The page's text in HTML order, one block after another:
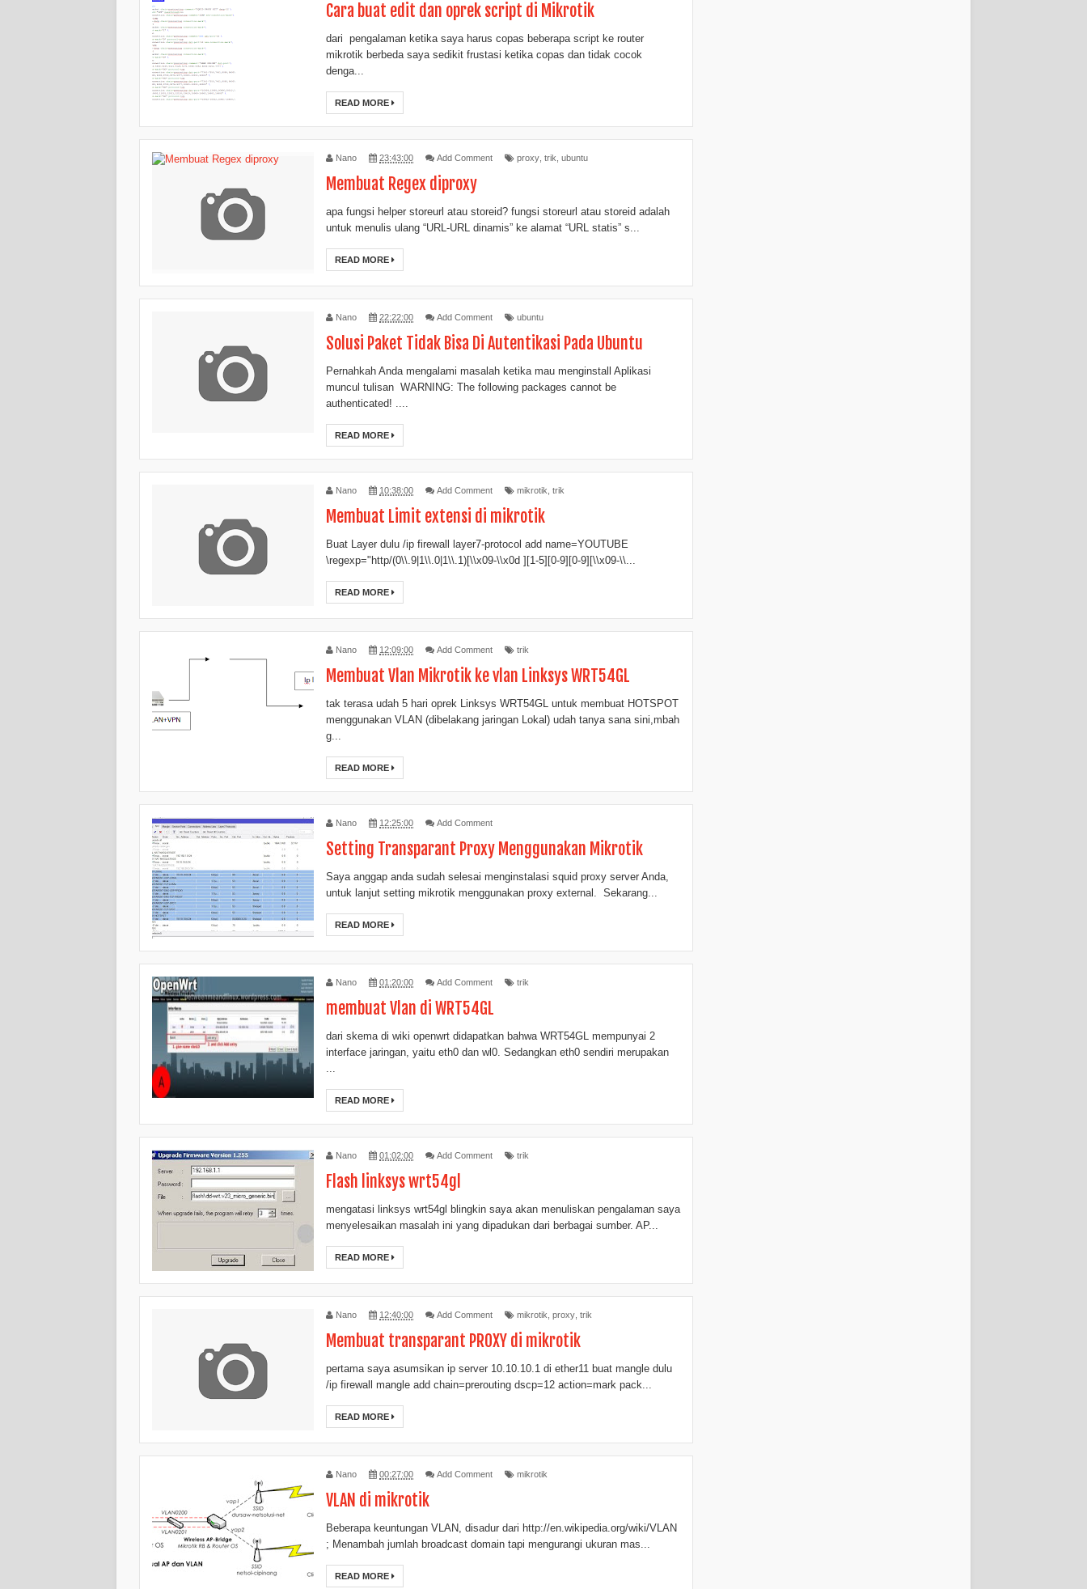
Cara buat edit dan oprek script di Mikrotik
dari pengalaman ketika saya harus copas beberapa script ke router
mikrotik berbeda saya sedikit frustasi ketika copas dan tidak cocok
denga...
READ MORE
Nano 23:43:00 Add Comment proxy trik ubuntu
Membuat Regex diproxy
apa fungsi helper storeurl atau storeid? fungsi storeurl atau storeid adalah
untuk menulis ulang “URL-URL dinamis” ke alamat “URL statis” s...
READ MORE
Nano 22:22:00 Add Comment ubuntu
Solusi Paket Tidak Bisa Di Autentikasi Pada Ubuntu
Pernahkah Anda mengalami masalah ketika mau menginstall Aplikasi
muncul tulisan WARNING: The following packages cannot be
authenticated! ....
READ MORE
Nano 10:38:00 Add Comment mikrotik trik
Membuat Limit extensi di mikrotik
Buat Layer dulu /ip firewall layer7-protocol add name=YOUTUBE
\regexp="http/(0\\.9|1\\.0|1\\.1)[\\x09-\\x0d ][1-5][0-9][0-9][\\x09-\\...
READ MORE
Nano 12:09:00 Add Comment trik
Membuat Vlan Mikrotik ke vlan Linksys WRT54GL
tak terasa udah 5 hari oprek Linksys WRT54GL untuk membuat HOTSPOT
menggunakan VLAN (dibelakang jaringan Lokal) udah tanya sana sini,mbah
g...
READ MORE
Nano 12:25:00 Add Comment
Setting Transparant Proxy Menggunakan Mikrotik
Saya anggap anda sudah selesai menginstalasi squid proxy server Anda,
untuk lanjut setting mikrotik menggunakan proxy external. Sekarang...
READ MORE
Nano 01:20:00 Add Comment trik
membuat Vlan di WRT54GL
dari skema di wiki openwrt didapatkan bahwa WRT54GL mempunyai 2
interface jaringan, yaitu eth0 dan wl0. Sedangkan eth0 sendiri merupakan
...
READ MORE
Nano 01:02:00 Add Comment trik
Flash linksys wrt54gl
mengatasi linksys wrt54gl blingkin saya akan menuliskan pengalaman saya
menyelesaikan masalah ini yang dipadukan dari berbagai sumber. AP...
READ MORE
Nano 12:40:00 Add Comment mikrotik proxy trik
Membuat transparant PROXY di mikrotik
pertama saya asumsikan ip server 10.10.10.1 di ether11 buat mangle dulu
/ip firewall mangle add chain=prerouting dscp=12 action=mark pack...
READ MORE
Nano 00:27:00 Add Comment mikrotik
VLAN di mikrotik
Beberapa keuntungan VLAN, disadur dari http://en.wikipedia.org/wiki/VLAN
; Menambah jumlah broadcast domain tapi mengurangi ukuran mas...
READ MORE